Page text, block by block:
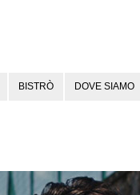
BISTRÒ DOVE SIAMO